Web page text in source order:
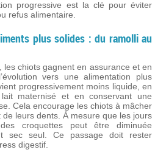
progressive est la clé pour éviter
refus alimentaire.
plus solides : du ramolli au
les chiots gagnent en assurance et en
vers une alimentation plus
progressivement moins liquide, en
maternisé et en conservant une
Cela encourage les chiots à mâcher
leurs dents. À mesure que les jours
des croquettes peut être diminuée
sec seul. Ce passage doit rester
digestif.